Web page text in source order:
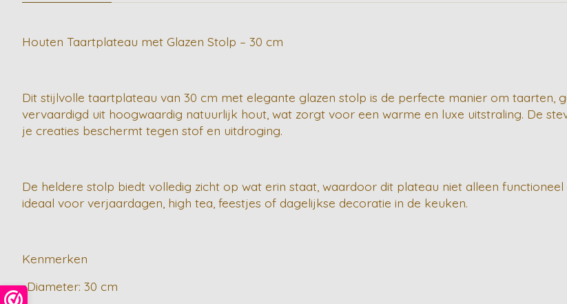
Houten Taartplateau met Glazen Stolp – 30 cm
Dit stijlvolle taartplateau van 30 cm met elegante glazen stolp is de perfecte manier om taarten,
vervaardigd uit hoogwaardig natuurlijk hout, wat zorgt voor een warme en luxe uitstraling. De
je creaties beschermt tegen stof en uitdroging.
De heldere stolp biedt volledig zicht op wat erin staat, waardoor dit plateau niet alleen
ideaal voor verjaardagen, high tea, feestjes of dagelijkse decoratie in de keuken.
Kenmerken
•Diameter: 30 cm